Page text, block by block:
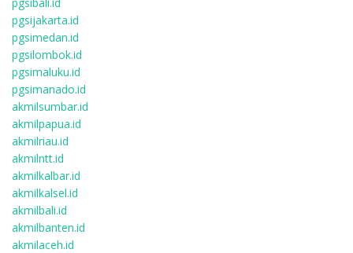
pgsijakarta.id
pgsimedan.id
pgsilombok.id
pgsimaluku.id
pgsimanado.id
akmilsumbar.id
akmilpapua.id
akmilriau.id
akmilntt.id
akmilkalbar.id
akmilkalsel.id
akmilbali.id
akmilbanten.id
akmilaceh.id